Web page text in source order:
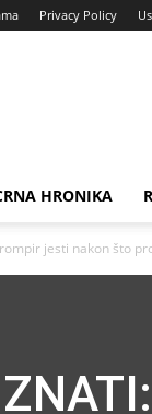
Privacy Policy
HRONIKA
jesti nakon što